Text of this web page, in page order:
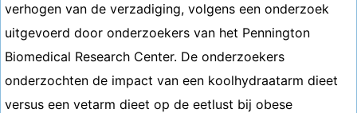
verhogen van de verzadiging, volgens een onderzoek
uitgevoerd door onderzoekers van het Pennington
Biomedical Research Center. De onderzoekers
onderzochten de impact van een koolhydraatarm dieet
versus een vetarm dieet op de eetlust bij obese